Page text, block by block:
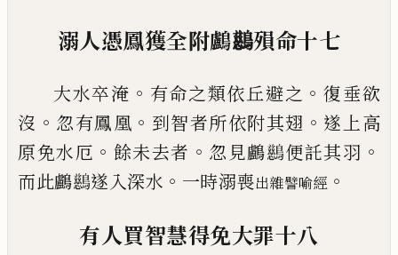
溺人憑鳳獲全附鸕𪇔殞命十七
大水卒淹 。 有命之類依丘避之 。復垂欲
沒 。 忽有鳳凰 。 到智者所依附其翅 。 遂上高
原免水厄 。 餘未去者 。 忽見鸕𪇔便託其羽 。
而此鸕𪇔遂入深水 。 一時溺喪出雜譬喻經 。
有人買智慧得免大罪十八